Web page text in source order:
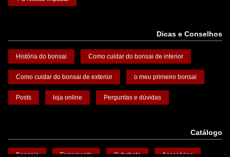
Dicas e Conselhos
História do bonsai Como cuidar do bonsai de interior
Como cuidar do bonsai de exterior o meu primeiro bonsai
Posts loja online Perguntas e dúvidas
Catálogo
Bonsais Ferramenta Substrato Acessórios